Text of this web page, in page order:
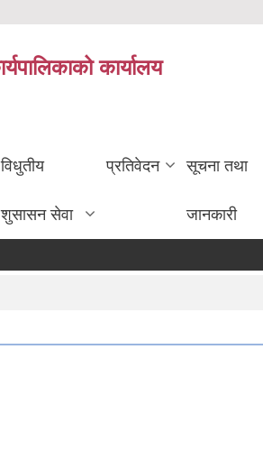
कार्यालय
विधुतीय
शुसासन सेवा
प्रतिवेदन सूचना तथा
जानकारी